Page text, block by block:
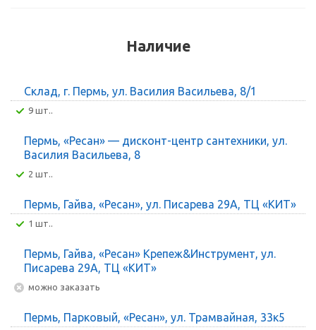
Наличие
Склад, г. Пермь, ул. Василия Васильева, 8/1
9 шт..
Пермь, «Ресан» — дисконт-центр сантехники, ул.
Василия Васильева, 8
2 шт..
Пермь, Гайва, «Ресан», ул. Писарева 29А, ТЦ «КИТ»
1 шт..
Пермь, Гайва, «Ресан» Крепеж&Инструмент, ул.
Писарева 29А, ТЦ «КИТ»
Можно заказать
Пермь, Парковый, «Ресан», ул. Трамвайная, 33к5